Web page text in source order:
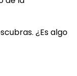
¿Es algo